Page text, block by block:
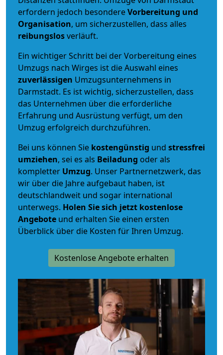
erfordern jedoch besondereVorbereitung und
Organisation, um sicherzustellen, dass alles
reibungslosverläuft.
Ein wichtiger Schritt bei der Vorbereitung eines
Umzugs nach Wirges ist die Auswahl eines
zuverlässigen Umzugsunternehmens in
Darmstadt. Es ist wichtig, sicherzustellen, dass
das Unternehmen über die erforderliche
Erfahrung und Ausrüstung verfügt, um den
Umzug erfolgreich durchzuführen.
Bei uns können Sie kostengünstig und stressfrei
umziehen, sei es als Beiladung oder als
kompletter Umzug. Unser Partnernetzwerk, das
wir über die Jahre aufgebaut haben, ist
deutschlandweit und sogar international
unterwegs. Holen Sie sich jetzt kostenlose
Angebote und erhalten Sie einen ersten
Überblick über die Kosten für Ihren Umzug.
Kostenlose Angebote erhalten